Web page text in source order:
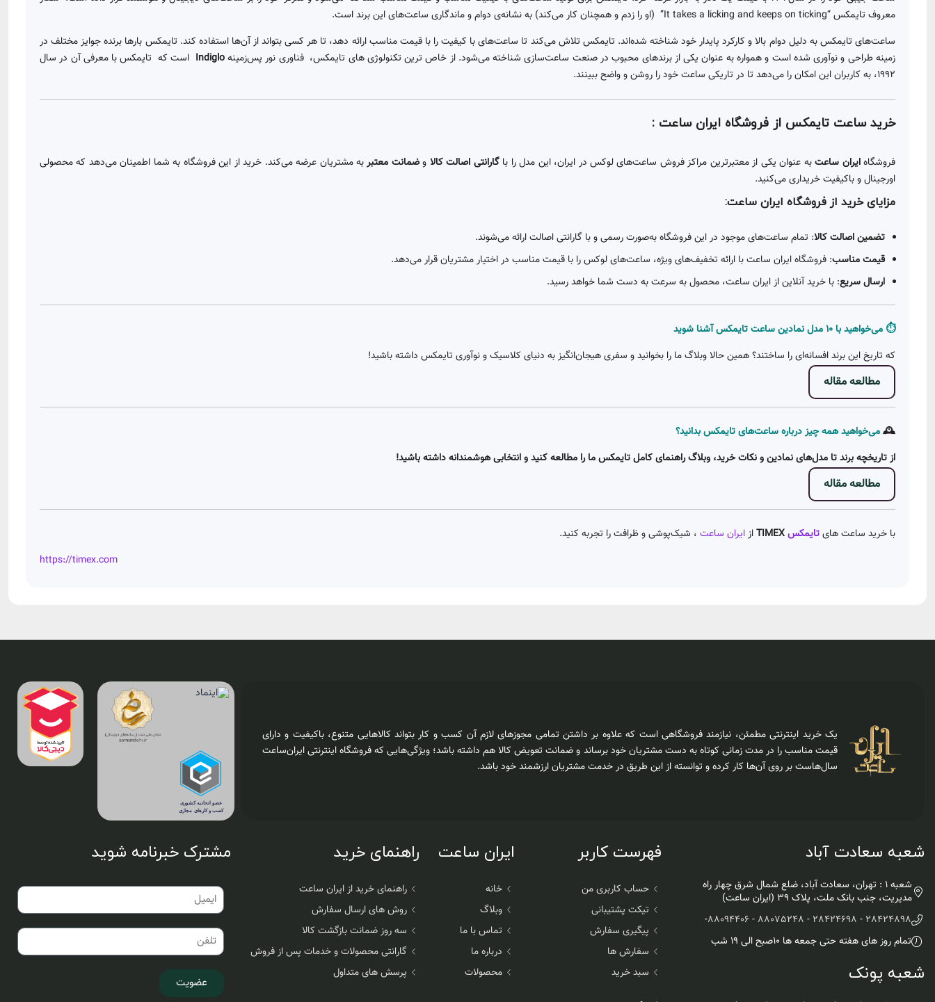
معروف تایمکس “It takes a licking and keeps on ticking” (او را زدم و همچنان کار می‌کند) به نشانه‌ی دوام و ماندگاری ساعت‌های این برند است.
ساعت‌های تایمکس به دلیل دوام بالا و کارکرد پایدار خود شناخته شده‌اند. تایمکس تلاش می‌کند تا ساعت‌های با کیفیت را با قیمت مناسب ارائه دهد، تا هر کسی بتواند از آن‌ها استفاده کند. تایمکس بارها برنده جوایز مختلف در
زمینه طراحی و نوآوری شده است و همواره به عنوان یکی از برندهای محبوب در صنعت ساعت‌سازی شناخته می‌شود. از خاص ترین تکنولوژی های تایمکس، فناوری نور پس‌زمینهIndiglo است که تایمکس با معرفی آن در سال
1992، به کاربران این امکان را می‌دهد تا در تاریکی ساعت خود را روشن و واضح ببینند.
خرید ساعت تایمکس از فروشگاه ایران ساعت :
فروشگاهایران ساعتبه عنوان یکی از معتبرترین مراکز فروش ساعت‌های لوکس در ایران، این مدل را باگارانتی اصالت کالا وضمانت معتبربه مشتریان عرضه می‌کند. خرید از این فروشگاه به شما اطمینان می‌دهد که محصولی
اورجینال و باکیفیت خریداری می‌کنید.
مزایای خرید از فروشگاه ایران ساعت:
تضمین اصالت کالا: تمام ساعت‌های موجود در این فروشگاه به‌صورت رسمی و با گارانتی اصالت ارائه می‌شوند.
قیمت مناسب: فروشگاه ایران ساعت با ارائه تخفیف‌های ویژه، ساعت‌های لوکس را با قیمت مناسب در اختیار مشتریان قرار می‌دهد.
ارسال سریع: با خرید آنلاین از ایران ساعت، محصول به سرعت به دست شما خواهد رسید.
⏱️ می‌خواهید با ۱۰ مدل نمادین ساعت تایمکس آشنا شوید
که تاریخ این برند افسانه‌ای را ساختند؟ همین حالا وبلاگ ما را بخوانید و سفری هیجان‌انگیز به دنیای کلاسیک و نوآوری تایمکس داشته باشید!
مطالعه مقاله
🕰️می‌خواهید همه چیز درباره ساعت‌های تایمکس بدانید؟
از تاریخچه برند تا مدل‌های نمادین و نکات خرید، وبلاگ راهنمای کامل تایمکس ما را مطالعه کنید و انتخابی هوشمندانه داشته باشید!
مطالعه مقاله
با خرید ساعت هایتایمکس ازایران ساعت ، شیک‌پوشی و ظرافت را تجربه کنید.
https://timex.com
یک خرید اینترنتی مطمئن، نیازمند فروشگاهی است که علاوه بر داشتن تمامی مجوزهای لازم آن کسب و کار بتواند کالاهایی متنوع، باکیفیت و دارای
قیمت مناسب را در مدت زمانی کوتاه به دست مشتریان خود برساند و ضمانت تعویض کالا هم داشته باشد؛ ویژگی‌هایی که فروشگاه اینترنتی ایران‌ساعت
سال‌هاست بر روی آن‌ها کار کرده و توانسته از این طریق در خدمت مشتریان ارزشمند خود باشد.
شعبه سعادت آباد
شعبه 1 : تهران، سعادت آباد، ضلع شمال شرق چهار راه
مدیریت، جنب بانک ملت، پلاک ۳۹ (ایران ساعت)
28424898 - 28424698 - 88075248 - 88094406
-
تمام روز های هفته حتی جمعه ها ۱۰صبح الی ۱۹ شب
شعبه پونک
فهرست کاربر
حساب کاربری من
تیکت پشتیبانی
پیگیری سفارش
سفارش ها
سبد خرید
ایران ساعت
خانه
وبلاگ
تماس با ما
درباره ما
محصولات
راهنمای خرید
راهنمای خرید از ایران ساعت
روش های ارسال سفارش
سه روز ضمانت بازگشت کالا
گارانتی محصولات و خدمات پس از فروش
پرسش های متداول
مشترک خبرنامه شوید
عضویت